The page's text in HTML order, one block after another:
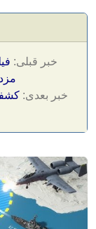
خبر قبلی:
خبر بعدی: